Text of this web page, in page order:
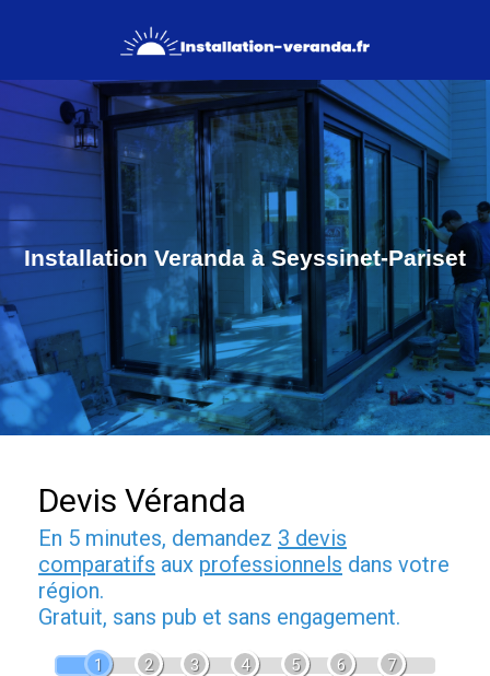
Installation Veranda à Seyssinet-Pariset
Devis Véranda
En 5 minutes, demandez 3 devis
comparatifs aux professionnels dans votre
région.
Gratuit, sans pub et sans engagement.
1 2 3 4 5 6 7